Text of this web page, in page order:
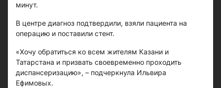
минут.
В центре диагноз подтвердили, взяли пациента на
операцию и поставили стент.
«Хочу обратиться ко всем жителям Казани и
Татарстана и призвать своевременно проходить
диспансеризацию», – подчеркнула Ильвира
Ефимовых.